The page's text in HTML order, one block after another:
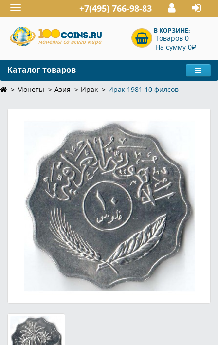
Toggle
navigation
+7(495) 766-98-83
В КОРЗИНЕ:
Товаров 0
На сумму 0P
Каталог товаров
Монеты Азия Ирак Ирак 1981 10 филсов